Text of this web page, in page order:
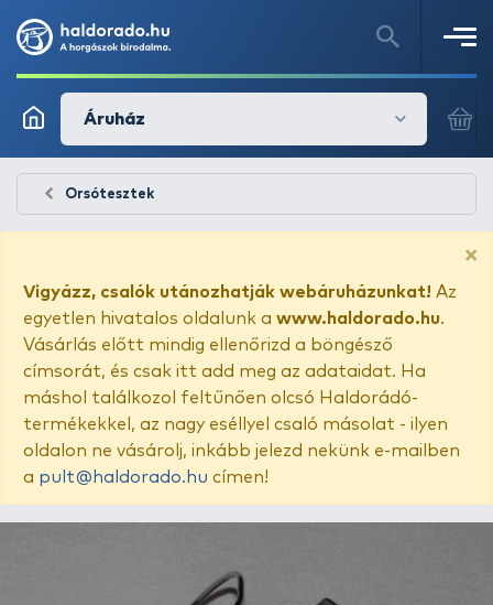
Áruház
Orsótesztek
×
Vigyázz, csalók utánozhatják webáruházunkat! Az
egyetlen hivatalos oldalunk a www.haldorado.hu.
Vásárlás előtt mindig ellenőrizd a böngésző
címsorát, és csak itt add meg az adataidat. Ha
máshol találkozol feltűnően olcsó Haldorádó-
termékekkel, az nagy eséllyel csaló másolat - ilyen
oldalon ne vásárolj, inkább jelezd nekünk e-mailben
a pult@haldorado.hu címen!